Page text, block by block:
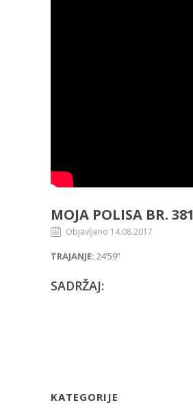
MOJA POLISA BR. 381
Objavljeno 14.08.2017
TRAJANJE: 24’59”
SADRŽAJ:
KATEGORIJE